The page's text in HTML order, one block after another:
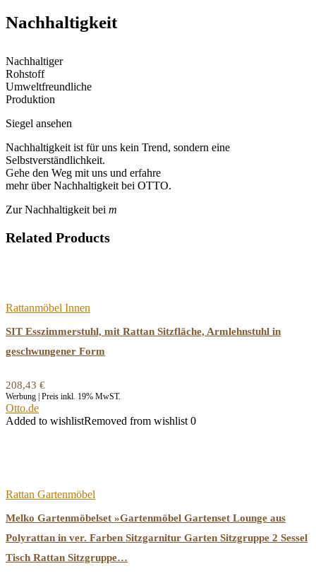
Nachhaltigkeit
Nachhaltiger
Rohstoff
Umweltfreundliche
Produktion
Siegel ansehen
Nachhaltigkeit ist für uns kein Trend, sondern eine
Selbstverständlichkeit.
Gehe den Weg mit uns und erfahre
mehr über Nachhaltigkeit bei OTTO.
Zur Nachhaltigkeit bei m
Related Products
Rattanmöbel Innen
SIT Esszimmerstuhl, mit Rattan Sitzfläche, Armlehnstuhl in
geschwungener Form
208,43 €
Werbung | Preis inkl. 19% MwST.
Otto.de
Added to wishlistRemoved from wishlist 0
Rattan Gartenmöbel
Melko Gartenmöbelset »Gartenmöbel Gartenset Lounge aus
Polyrattan in ver. Farben Sitzgarnitur Garten Sitzgruppe 2 Sessel
Tisch Rattan Sitzgruppe…